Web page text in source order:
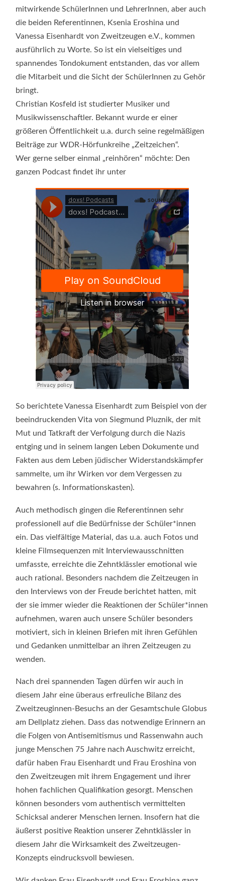
mitwirkende SchülerInnen und LehrerInnen, aber auch
die beiden Referentinnen, Ksenia Eroshina und
Vanessa Eisenhardt von Zweitzeugen e.V., kommen
ausführlich zu Worte. So ist ein vielseitiges und
spannendes Tondokument entstanden, das vor allem
die Mitarbeit und die Sicht der SchülerInnen zu Gehör
bringt.
Christian Kosfeld ist studierter Musiker und
Musikwissenschaftler. Bekannt wurde er einer
größeren Öffentlichkeit u.a. durch seine regelmäßigen
Beiträge zur WDR-Hörfunkreihe „Zeitzeichen“.
Wer gerne selber einmal „reinhören“ möchte: Den
ganzen Podcast findet ihr unter
So berichtete Vanessa Eisenhardt zum Beispiel von der
beeindruckenden Vita von Siegmund Pluznik, der mit
Mut und Tatkraft der Verfolgung durch die Nazis
entging und in seinem langen Leben Dokumente und
Fakten aus dem Leben jüdischer Widerstandskämpfer
sammelte, um ihr Wirken vor dem Vergessen zu
bewahren (s. Informationskasten).
Auch methodisch gingen die Referentinnen sehr
professionell auf die Bedürfnisse der Schüler*innen
ein. Das vielfältige Material, das u.a. auch Fotos und
kleine Filmsequenzen mit Interviewausschnitten
umfasste, erreichte die Zehntklässler emotional wie
auch rational. Besonders nachdem die Zeitzeugen in
den Interviews von der Freude berichtet hatten, mit
der sie immer wieder die Reaktionen der Schüler*innen
aufnehmen, waren auch unsere Schüler besonders
motiviert, sich in kleinen Briefen mit ihren Gefühlen
und Gedanken unmittelbar an ihren Zeitzeugen zu
wenden.
Nach drei spannenden Tagen dürfen wir auch in
diesem Jahr eine überaus erfreuliche Bilanz des
Zweitzeuginnen-Besuchs an der Gesamtschule Globus
am Dellplatz ziehen. Dass das notwendige Erinnern an
die Folgen von Antisemitismus und Rassenwahn auch
junge Menschen 75 Jahre nach Auschwitz erreicht,
dafür haben Frau Eisenhardt und Frau Eroshina von
den Zweitzeugen mit ihrem Engagement und ihrer
hohen fachlichen Qualifikation gesorgt. Menschen
können besonders vom authentisch vermittelten
Schicksal anderer Menschen lernen. Insofern hat die
äußerst positive Reaktion unserer Zehntklässler in
diesem Jahr die Wirksamkeit des Zweitzeugen-
Konzepts eindrucksvoll bewiesen.